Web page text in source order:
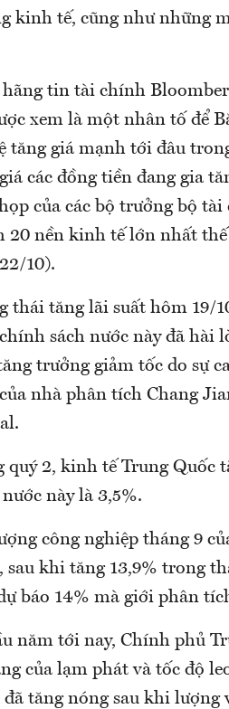
kinh tế, cũng như những
tin tài chính
xem là một nhân tố để
tăng giá mạnh tới đâu
các đồng tiền đang gia
của các bộ trưởng bộ
20 nền kinh tế lớn nhất
10).
thái tăng lãi suất hôm 19/
sách nước này đã hài
trưởng giảm tốc do sự
nhà phân tích Chang
quý 2, kinh tế Trung Quốc
nước này là 3,5%.
công nghiệp tháng 9
sau khi tăng 13,9% trong
báo 14% mà giới phân
năm tới nay, Chính phủ
của lạm phát và tốc độ
đã tăng nóng sau khi